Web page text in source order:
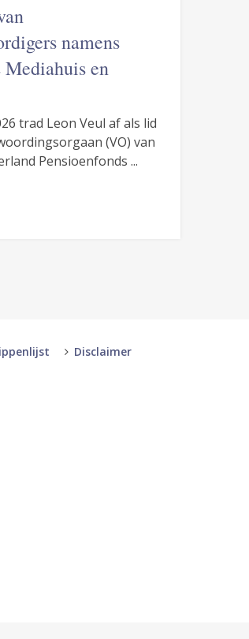
namens
Mediahuis en
trad Leon Veul af als lid
(VO) van
Pensioenfonds ...
Disclaimer